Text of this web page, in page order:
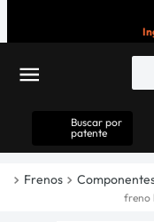
Buscar por
patente
Frenos
freno